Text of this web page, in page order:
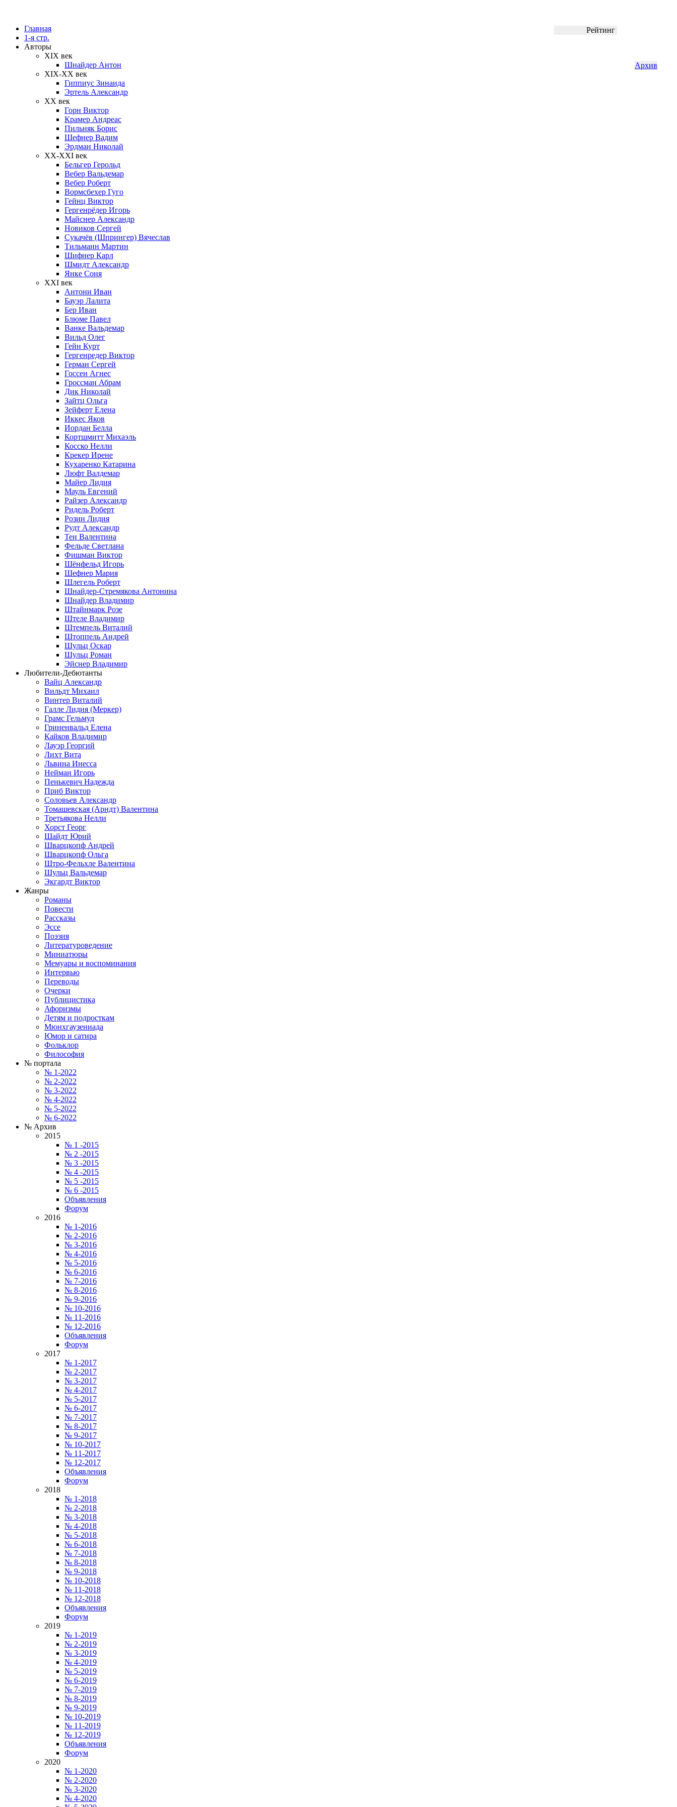
Главная
1-я стр.
Авторы
XIX век
Шнайдер Антон
XIX-XX век
Гиппиус Зинаида
Эртель Александр
XX век
Горн Виктор
Крамер Андреас
Пильняк Борис
Шефнер Вадим
Эрдман Николай
ХХ-XXI век
Бельгер Герольд
Вебер Вальдемар
Вебер Роберт
Вормсбехер Гуго
Гейнц Виктор
Гергенрёдер Игорь
Майснер Александр
Новиков Сергей
Сукачёв (Шпрингер) Вячеслав
Тильманн Мартин
Шифнер Карл
Шмидт Александр
Янке Соня
XXI век
Антони Иван
Бауэр Лалита
Бер Иван
Блюме Павел
Ванке Вальдемар
Вильд Олег
Гейн Курт
Гергенредер Виктор
Герман Сергей
Госсен Агнес
Гроссман Абрам
Дик Николай
Зайтц Ольга
Зейферт Елена
Иккес Яков
Иордан Белла
Кортшмитт Михаэль
Косско Нелли
Крекер Ирене
Кухаренко Катарина
Люфт Валдемaр
Майер Лидия
Мауль Евгений
Райзер Александр
Ридель Роберт
Розин Лидия
Рудт Александр
Тен Валентина
Фельде Светлана
Фишман Виктор
Шёнфельд Игорь
Шефнер Мария
Шлегель Роберт
Шнайдер-Стремякова Антонина
Шнайдер Владимир
Штайнмарк Розe
Штеле Владимир
Штемпель Виталий
Штоппель Андрей
Шульц Оскар
Шульц Роман
Эйснер Владимир
Любители-Дебютанты
Вайц Александр
Вильдт Михаил
Винтер Виталий
Галле Лидия (Меркер)
Грамс Гельмуд
Гриненвальд Елена
Кайков Владимир
Лауэр Георгий
Лихт Вита
Львина Инесса
Нейман Игорь
Пенькевич Надежда
Приб Виктор
Соловьев Александр
Томашевская (Арндт) Валентина
Третьякова Нелли
Хорст Георг
Шайдт Юрий
Шварцкопф Андрей
Шварцкопф Ольга
Штро-Фельхле Валентина
Шульц Вальдемар
Экгардт Виктор
Жанры
Романы
Повести
Рассказы
Эссе
Поэзия
Литературоведение
Миниатюры
Мемуары и воспоминания
Интервью
Переводы
Очерки
Публицистика
Афоризмы
Детям и подросткам
Мюнхгаузениада
Юмор и сатира
Фольклор
Философия
№ портала
№ 1-2022
№ 2-2022
№ 3-2022
№ 4-2022
№ 5-2022
№ 6-2022
№ Архив
2015
№ 1 -2015
№ 2 -2015
№ 3 -2015
№ 4 -2015
№ 5 -2015
№ 6 -2015
Объявления
Форум
2016
№ 1-2016
№ 2-2016
№ 3-2016
№ 4-2016
№ 5-2016
№ 6-2016
№ 7-2016
№ 8-2016
№ 9-2016
№ 10-2016
№ 11-2016
№ 12-2016
Объявления
Форум
2017
№ 1-2017
№ 2-2017
№ 3-2017
№ 4-2017
№ 5-2017
№ 6-2017
№ 7-2017
№ 8-2017
№ 9-2017
№ 10-2017
№ 11-2017
№ 12-2017
Объявления
Форум
2018
№ 1-2018
№ 2-2018
№ 3-2018
№ 4-2018
№ 5-2018
№ 6-2018
№ 7-2018
№ 8-2018
№ 9-2018
№ 10-2018
№ 11-2018
№ 12-2018
Объявления
Форум
2019
№ 1-2019
№ 2-2019
№ 3-2019
№ 4-2019
№ 5-2019
№ 6-2019
№ 7-2019
№ 8-2019
№ 9-2019
№ 10-2019
№ 11-2019
№ 12-2019
Объявления
Форум
2020
№ 1-2020
№ 2-2020
№ 3-2020
№ 4-2020
Рейтинг
Архив